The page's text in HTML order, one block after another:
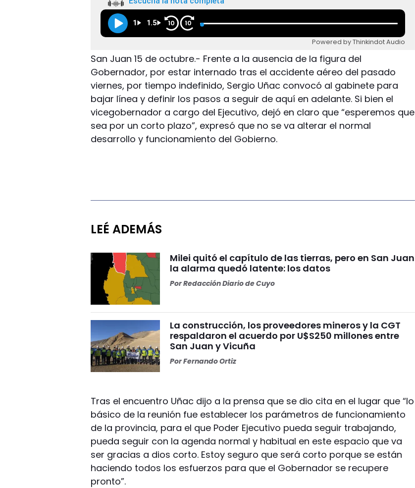
1 1.5 10 10
Powered by Thinkindot Audio
San Juan 15 de octubre.- Frente a la ausencia de la figura del
Gobernador, por estar internado tras el accidente aéreo del pasado
viernes, por tiempo indefinido, Sergio Uñac convocó al gabinete para
bajar línea y definir los pasos a seguir de aquí en adelante. Si bien el
vicegobernador a cargo del Ejecutivo, dejó en claro que “esperemos que
sea por un corto plazo”, expresó que no se va alterar el normal
desarrollo y funcionamiento del Gobierno.
LEÉ ADEMÁS
Milei quitó el capítulo de las tierras, pero en San Juan
la alarma quedó latente: los datos
PorRedacción Diario de Cuyo
La construcción, los proveedores mineros y la CGT
respaldaron el acuerdo por U$S250 millones entre
San Juan y Vicuña
PorFernando Ortiz
Tras el encuentro Uñac dijo a la prensa que se dio cita en el lugar que “lo
básico de la reunión fue establecer los parámetros de funcionamiento
de la provincia, para el que Poder Ejecutivo pueda seguir trabajando,
pueda seguir con la agenda normal y habitual en este espacio que va
ser gracias a dios corto. Estoy seguro que será corto porque se están
haciendo todos los esfuerzos para que el Gobernador se recupere
pronto”.